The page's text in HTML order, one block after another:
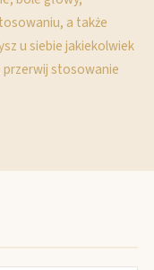
a także
u siebie jakiekolwiek
przerwij stosowanie